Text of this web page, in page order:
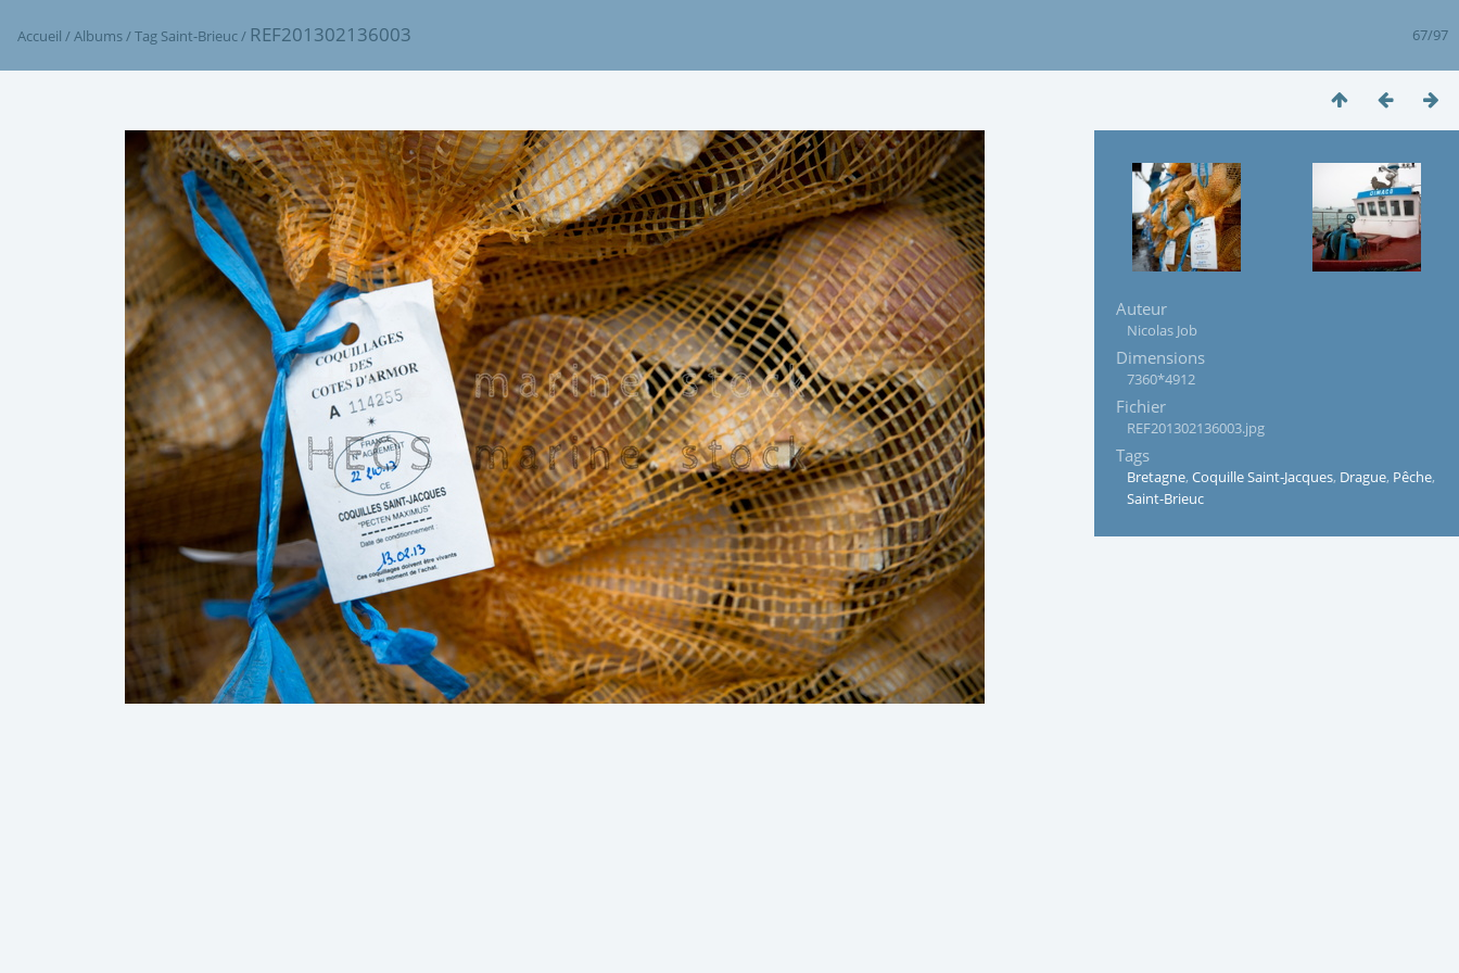
67/97
Accueil /Albums/Tag Saint-Brieuc/ REF201302136003
Auteur
Nicolas Job
Dimensions
7360*4912
Fichier
REF201302136003.jpg
Tags
Bretagne, Coquille Saint-Jacques, Drague, Pêche,
Saint-Brieuc